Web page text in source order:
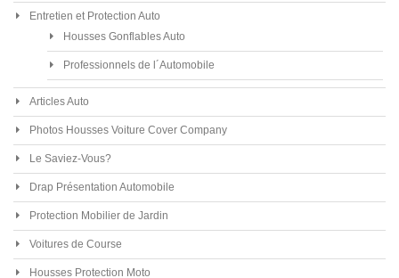
Entretien et Protection Auto
Housses Gonflables Auto
Professionnels de l´Automobile
Articles Auto
Photos Housses Voiture Cover Company
Le Saviez-Vous?
Drap Présentation Automobile
Protection Mobilier de Jardin
Voitures de Course
Housses Protection Moto